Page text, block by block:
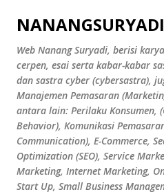
Skip to
Web Nanang Suryadi, berisi
cerpen, esai serta kabar-kabar
dan sastra cyber (cybersastra),
Manajemen Pemasaran
antara lain: Perilaku Konsumen,
Behavior), Komunikasi
Communication), E-Commerce,
Optimization (SEO), Service
Marketing, Internet Marketing,
Start Up, Small Business